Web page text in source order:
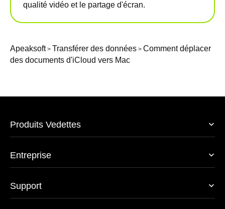
qualité vidéo et le partage d'écran.
Apeaksoft> Transférer des données > Comment déplacer
des documents d'iCloud vers Mac
Produits Vedettes
Entreprise
Support